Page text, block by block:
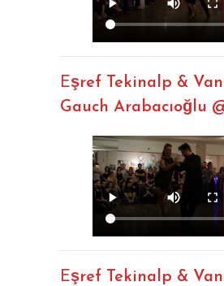
Eşref Tekinalp &
Gauch Arabacıoğlu
Eşref Tekinalp &